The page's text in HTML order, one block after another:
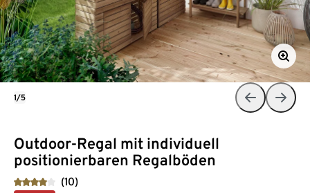
Outdoor-Regal mit individuell
positionierbaren Regalböden
(10)
1/5